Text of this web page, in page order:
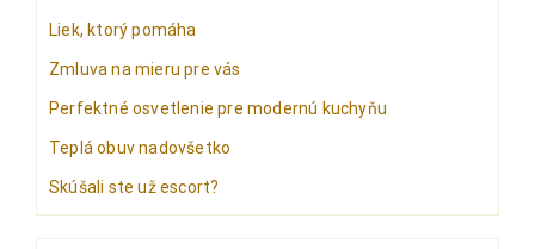
Liek, ktorý pomáha
Zmluva na mieru pre vás
Perfektné osvetlenie pre modernú kuchyňu
Teplá obuv nadovšetko
Skúšali ste už escort?